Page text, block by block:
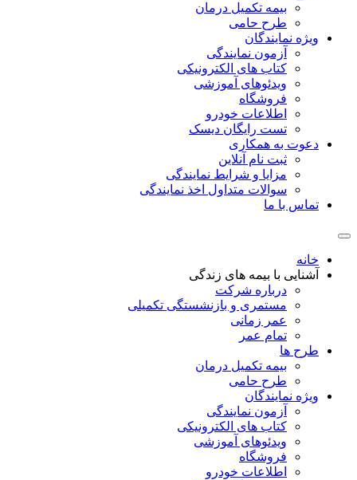
بیمه تکمیل درمان
طرح حامی
ویژه نمایندگان
آزمون نمایندگی
کتاب های الکترونیکی
ویدئوهای آموزشی
فروشگاه
اطلاعات خودرو
تست رایگان دیسک
دعوت به همکاری
ثبت نام آنلاین
مزایا و شرایط نمایندگی
سوالات متداول اخذ نمایندگی
تماس با ما
خانه
آشنایی با بیمه های زندگی
درباره شرکت
مستمری و بازنشستگی تکمیلی
عمر زمانی
تمام عمر
طرح ها
بیمه تکمیل درمان
طرح حامی
ویژه نمایندگان
آزمون نمایندگی
کتاب های الکترونیکی
ویدئوهای آموزشی
فروشگاه
اطلاعات خودرو